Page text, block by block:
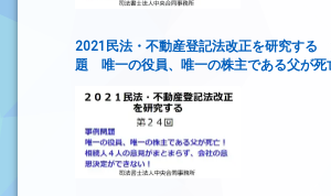
2021民法・不動産登記法改正を研究す
題 唯一の役員、唯一の株主である父が死